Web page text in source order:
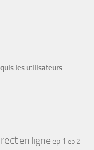
les utilisateurs
en ligne ep 1 ep 2